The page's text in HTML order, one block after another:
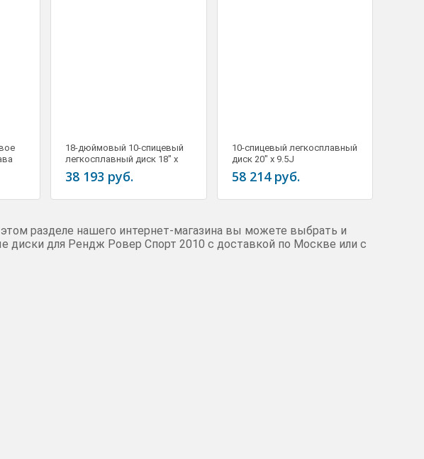
18-дюймовый 10-спицевый
легкосплавный диск 18" x
9,5J RRC505360MNH
38 193 руб.
10-спицевый легкосплавный
диск 20" x 9.5J
RRC500681MNH
58 214 руб.
разделе нашего интернет-магазина вы можете выбрать и
диски для Рендж Ровер Спорт 2010 с доставкой по Москве или с